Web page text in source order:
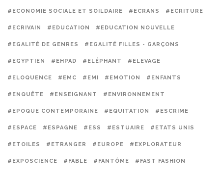
#ECONOMIE SOCIALE ET SOILDAIRE #ECRANS #ECRITURE
#ECRIVAIN #EDUCATION #EDUCATION NOUVELLE
#EGALITÉ DE GENRES #EGALITÉ FILLES - GARÇONS
#EGYPTIEN #EHPAD #ELÉPHANT #ELEVAGE
#ELOQUENCE #EMC #EMI #EMOTION #ENFANTS
#ENQUÊTE #ENSEIGNANT #ENVIRONNEMENT
#EPOQUE CONTEMPORAINE #EQUITATION #ESCRIME
#ESPACE #ESPAGNE #ESS #ESTUAIRE #ETATS UNIS
#ETOILES #ETRANGER #EUROPE #EXPLORATEUR
#EXPOSCIENCE #FABLE #FANTÔME #FAST FASHION